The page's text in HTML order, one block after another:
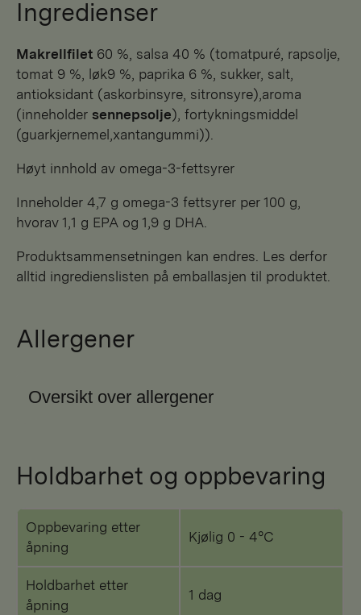
Ingredienser
makrellfilet 60 %, salsa 40 % (tomatpuré, rapsolje,
tomat 9 %, løk9 %, paprika 6 %, sukker, salt,
antioksidant (askorbinsyre, sitronsyre),aroma
(inneholdersennepsolje), fortykningsmiddel
(guarkjernemel,xantangummi)).
Høyt innhold av omega-3-fettsyrer
Inneholder 4,7 g omega-3 fettsyrer per 100 g,
hvorav 1,1 g EPA og 1,9 g DHA.
Produktsammensetningen kan endres. Les derfor
alltid ingredienslisten på emballasjen til produktet.
Allergener
Oversikt over allergener
Holdbarhet og oppbevaring
Oppbevaring etter
åpning
Kjølig 0 - 4°C
Holdbarhet etter
åpning
1 dag